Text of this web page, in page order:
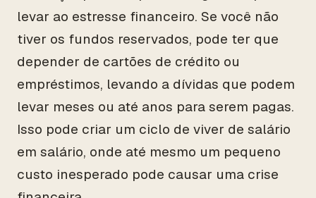
levar ao estresse financeiro. Se você não
tiver os fundos reservados, pode ter que
depender de cartões de crédito ou
empréstimos, levando a dívidas que podem
levar meses ou até anos para serem pagas.
Isso pode criar um ciclo de viver de salário
em salário, onde até mesmo um pequeno
custo inesperado pode causar uma crise